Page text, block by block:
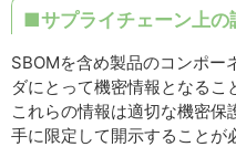
■サプライチェーン上の
SBOMを含め製品のコンポー
ダにとって機密情報となるこ
これらの情報は適切な機密
手に限定して開示することが